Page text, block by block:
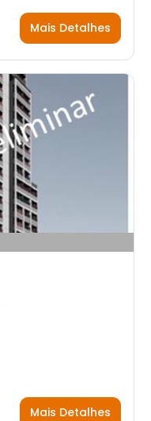
Mais Detalhes
Mais Detalhes